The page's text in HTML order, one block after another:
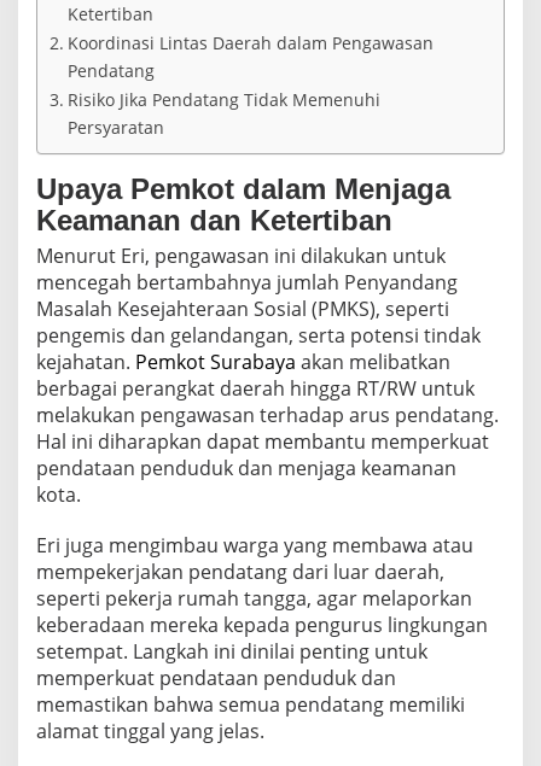
L
b
a
a
Ketertiban
Koordinasi Lintas Daerah dalam Pengawasan
Pendatang
Risiko Jika Pendatang Tidak Memenuhi
Persyaratan
Upaya Pemkot dalam Menjaga
Keamanan dan Ketertiban
Menurut Eri, pengawasan ini dilakukan untuk
mencegah bertambahnya jumlah Penyandang
Masalah Kesejahteraan Sosial (PMKS), seperti
pengemis dan gelandangan, serta potensi tindak
kejahatan. Pemkot Surabaya akan melibatkan
berbagai perangkat daerah hingga RT/RW untuk
melakukan pengawasan terhadap arus pendatang.
Hal ini diharapkan dapat membantu memperkuat
pendataan penduduk dan menjaga keamanan
kota.
Eri juga mengimbau warga yang membawa atau
mempekerjakan pendatang dari luar daerah,
seperti pekerja rumah tangga, agar melaporkan
keberadaan mereka kepada pengurus lingkungan
setempat. Langkah ini dinilai penting untuk
memperkuat pendataan penduduk dan
memastikan bahwa semua pendatang memiliki
alamat tinggal yang jelas.